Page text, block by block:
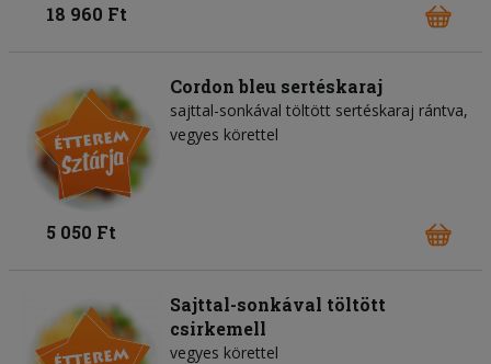
18 960 Ft
Cordon bleu sertéskaraj
sajttal-sonkával töltött sertéskaraj rántva,
vegyes körettel
5 050 Ft
Sajttal-sonkával töltött
csirkemell
vegyes körettel